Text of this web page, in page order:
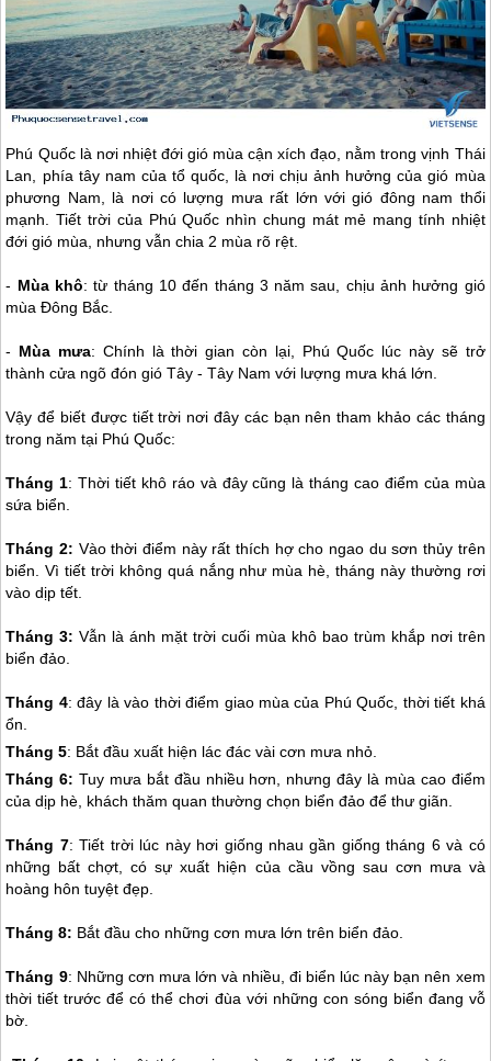
Phú Quốclà nơi nhiệt đới gió mùa cận xích đạo, nằm trong vịnh Thái
Lan, phía tây nam của tổ quốc, là nơi chịu ảnh hưởng của gió mùa
phương Nam, là nơi có lượng mưa rất lớn với gió đông nam thổi
mạnh. Tiết trời của Phú Quốc nhìn chung mát mẻ mang tính nhiệt
đới gió mùa, nhưng vẫn chia 2 mùa rõ rệt.
- Mùa khô: từ tháng 10 đến tháng 3 năm sau, chịu ảnh hưởng gió
mùa Đông Bắc.
- Mùa mưa: Chính là thời gian còn lại, Phú Quốc lúc này sẽ trở
thành cửa ngõ đón gió Tây - Tây Nam với lượng mưa khá lớn.
Vậy để biết được tiết trời nơi đây các bạn nên tham khảo các tháng
trong năm tại Phú Quốc:
Tháng 1: Thời tiết khô ráo và đây cũng là tháng cao điểm của mùa
sứa biển.
Tháng 2: Vào thời điểm này rất thích hợ cho ngao du sơn thủy trên
biển. Vì tiết trời không quá nắng như mùa hè, tháng này thường rơi
vào dịp tết.
Tháng 3: Vẫn là ánh mặt trời cuối mùa khô bao trùm khắp nơi trên
biển đảo.
Tháng 4: đây là vào thời điểm giao mùa của Phú Quốc , thời tiết khá
ổn.
Tháng 5: Bắt đầu xuất hiện lác đác vài cơn mưa nhỏ.
Tháng 6: Tuy mưa bắt đầu nhiều hơn, nhưng đây là mùa cao điểm
của dịp hè, khách thăm quan thường chọn biển đảo để thư giãn.
Tháng 7: Tiết trời lúc này hơi giống nhau gần giống tháng 6 và có
những bất chợt, có sự xuất hiện của cầu vồng sau cơn mưa và
hoàng hôn tuyệt đẹp.
Tháng 8: Bắt đầu cho những cơn mưa lớn trên biển đảo.
Tháng 9: Những cơn mưa lớn và nhiều, đi biển lúc này bạn nên xem
thời tiết trước để có thể chơi đùa với những con sóng biển đang vỗ
bờ.